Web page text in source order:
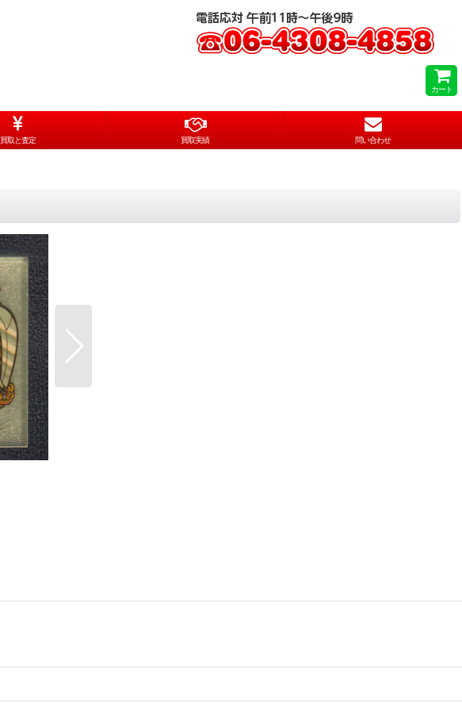
カート
買取と査定 買取実績 問い合わせ